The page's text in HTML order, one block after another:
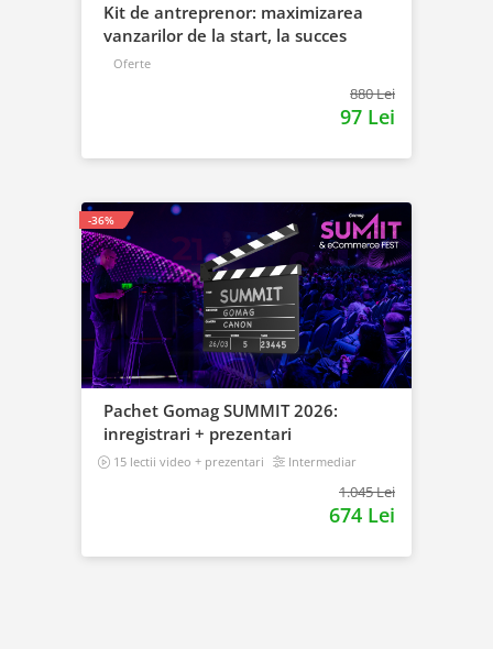
Kit de antreprenor: maximizarea
vanzarilor de la start, la succes
Oferte
880 Lei
97 Lei
Pachet Gomag SUMMIT 2026:
inregistrari + prezentari
15 lectii video + prezentari Intermediar
1.045 Lei
674 Lei
-36%